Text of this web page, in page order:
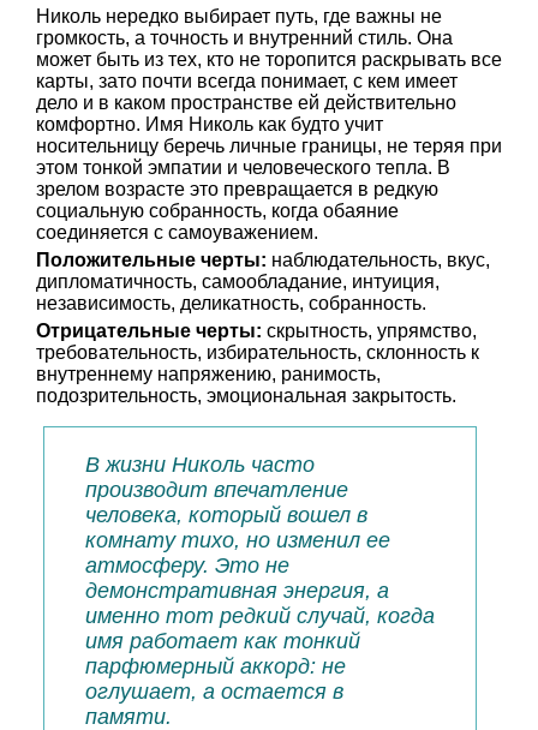
Николь нередко выбирает путь, где важны не
громкость, а точность и внутренний стиль. Она
может быть из тех, кто не торопится раскрывать все
карты, зато почти всегда понимает, с кем имеет
дело и в каком пространстве ей действительно
комфортно. Имя Николь как будто учит
носительницу беречь личные границы, не теряя при
этом тонкой эмпатии и человеческого тепла. В
зрелом возрасте это превращается в редкую
социальную собранность, когда обаяние
соединяется с самоуважением.
Положительные черты: наблюдательность, вкус,
дипломатичность, самообладание, интуиция,
независимость, деликатность, собранность.
Отрицательные черты: скрытность, упрямство,
требовательность, избирательность, склонность к
внутреннему напряжению, ранимость,
подозрительность, эмоциональная закрытость.
В жизни Николь часто
производит впечатление
человека, который вошел в
комнату тихо, но изменил ее
атмосферу. Это не
демонстративная энергия, а
именно тот редкий случай, когда
имя работает как тонкий
парфюмерный аккорд: не
оглушает, а остается в
памяти.